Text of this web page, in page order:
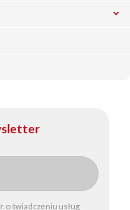
o świadczeniu usług